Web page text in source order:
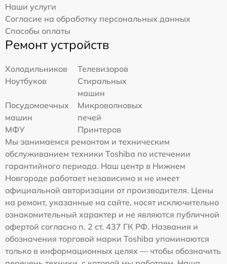
Наши услуги
Согласие на обработку персональных данных
Способы оплаты
Ремонт устройств
Холодильников
Телевизоров
Ноутбуков
Стиральных
машин
Посудомоечных
машин
Микроволновых
печей
МФУ
Принтеров
Мы занимаемся ремонтом и техническим
обслуживанием техники Toshiba по истечении
гарантийного периода. Наш центр в Нижнем
Новгороде работает независимо и не имеет
официальной авторизации от производителя. Цены
на ремонт, указанные на сайте, носят исключительно
ознакомительный характер и не являются публичной
офертой согласно п. 2 ст. 437 ГК РФ. Названия и
обозначения торговой марки Toshiba упоминаются
только в информационных целях — чтобы обозначить